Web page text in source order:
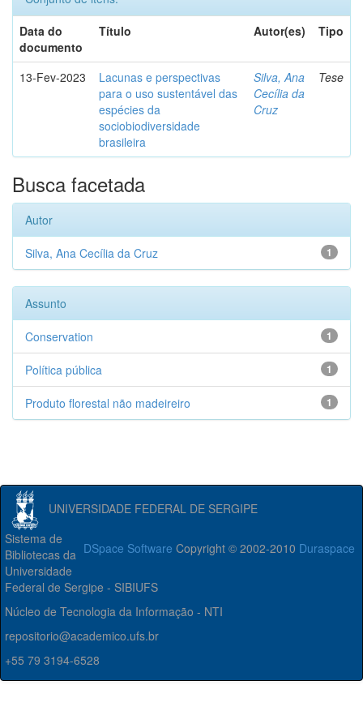
Data do
documento
Título Autor(es) Tipo
13-Fev-2023
Lacunas e perspectivas
para o uso sustentável das
espécies da
sociobiodiversidade
brasileira
Silva, Ana
Cecília da
Cruz
Tese
Busca facetada
Autor
1
Silva, Ana Cecília da Cruz
Assunto
1
Conservation
1
Política pública
1
Produto florestal não madeireiro
UNIVERSIDADE FEDERAL DE SERGIPE
DSpace Software Copyright © 2002-2010 Duraspace
Sistema de
Bibliotecas da
Universidade
Federal de Sergipe - SIBIUFS
Núcleo de Tecnologia da Informação - NTI
repositorio@academico.ufs.br
+55 79 3194-6528